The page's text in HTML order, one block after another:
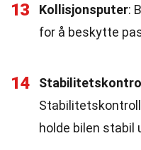
13 Kollisjonsputer:
for å beskytte
14 Stabilitetskontroll
holde bilen stabil